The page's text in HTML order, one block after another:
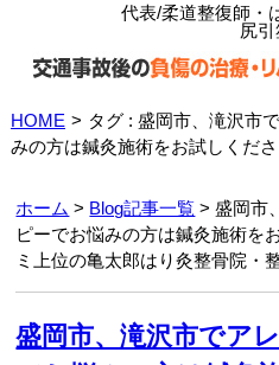
代表/柔道整復師・
尻引
HOME > タグ : 盛岡市、滝沢市
みの方は鍼灸施術をお試しくださ
ホーム > Blog記事一覧 > 盛岡市
ピーでお悩みの方は鍼灸施術を
ミ上位の亀太郎はり灸整骨院・
盛岡市、滝沢市でア